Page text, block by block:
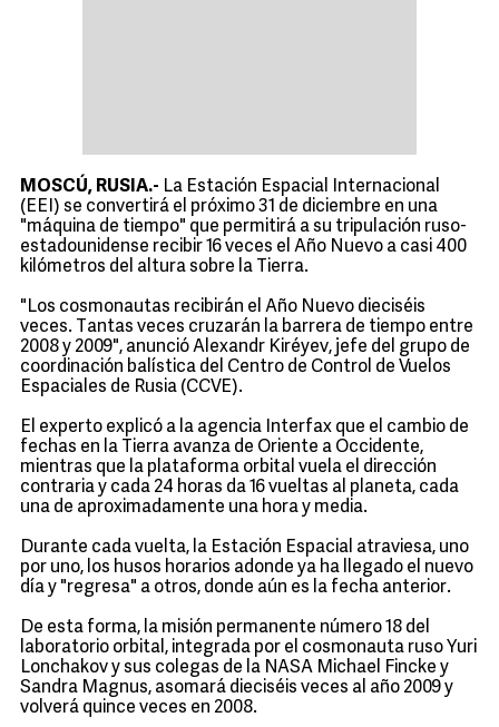
MOSCÚ, RUSIA.- La Estación Espacial Internacional
(EEI) se convertirá el próximo 31 de diciembre en una
"máquina de tiempo" que permitirá a su tripulación ruso-
estadounidense recibir 16 veces el Año Nuevo a casi 400
kilómetros del altura sobre la Tierra.
"Los cosmonautas recibirán el Año Nuevo dieciséis
veces. Tantas veces cruzarán la barrera de tiempo entre
2008 y 2009", anunció Alexandr Kiréyev, jefe del grupo de
coordinación balística del Centro de Control de Vuelos
Espaciales de Rusia (CCVE).
El experto explicó a la agencia Interfax que el cambio de
fechas en la Tierra avanza de Oriente a Occidente,
mientras que la plataforma orbital vuela el dirección
contraria y cada 24 horas da 16 vueltas al planeta, cada
una de aproximadamente una hora y media.
Durante cada vuelta, la Estación Espacial atraviesa, uno
por uno, los husos horarios adonde ya ha llegado el nuevo
día y "regresa" a otros, donde aún es la fecha anterior.
De esta forma, la misión permanente número 18 del
laboratorio orbital, integrada por el cosmonauta ruso Yuri
Lonchakov y sus colegas de la NASA Michael Fincke y
Sandra Magnus, asomará dieciséis veces al año 2009 y
volverá quince veces en 2008.